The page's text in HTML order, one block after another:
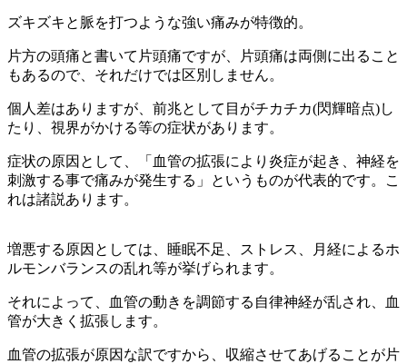
ズキズキと脈を打つような強い痛みが特徴的。
片方の頭痛と書いて片頭痛ですが、片頭痛は両側に出ること
もあるので、それだけでは区別しません。
個人差はありますが、前兆として目がチカチカ(閃輝暗点)し
たり、視界がかける等の症状があります。
症状の原因として、「血管の拡張により炎症が起き、神経を
刺激する事で痛みが発生する」というものが代表的です。こ
れは諸説あります。
増悪する原因としては、睡眠不足、ストレス、月経によるホ
ルモンバランスの乱れ等が挙げられます。
それによって、血管の動きを調節する自律神経が乱され、血
管が大きく拡張します。
血管の拡張が原因な訳ですから、収縮させてあげることが片